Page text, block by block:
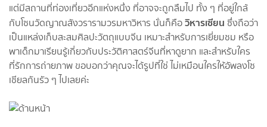
แต่มีสถานที่ท่องเที่ยวอีกแห่งหนึ่ง ที่อาจจะถูกลืมไป ทั้ง ๆ ที่อยู่ใกล้
กับโซนวัดญาณสังวรารามวรมหาวิหาร นั่นก็คือวิหารเซียน ซึ่งถือว่า
เป็นแหล่งเก็บสะสมศิลปะวัตถุแบบจีน เหมาะสำหรับการเยี่ยมชม หรือ
พาเด็กมาเรียนรู้เกี่ยวกับประวัติศาสตร์จีนที่หาดูยาก และสำหรับใคร
ที่รักการถ่ายภาพ ขอบอกว่าคุณจะได้รูปที่ใช่ ไม่เหมือนใครให้อัพลงโซ
เชียลกันรัว ๆ ไปเลยค่ะ